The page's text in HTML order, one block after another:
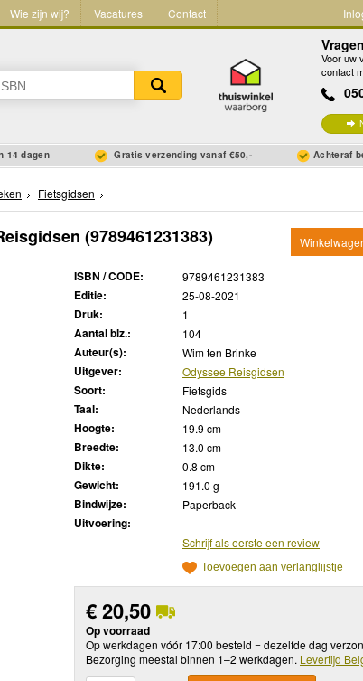
Wie zijn wij? Vacatures Contact
Voor uw
contact
14 dagen Gratis verzending vanaf €50,- Achteraf
Fietsgidsen
(9789461231383)
ISBN / CODE: 9789461231383
Editie: 25-08-2021
Druk: 1
Aantal blz.: 104
Auteur(s): Wim ten Brinke
Uitgever: Odyssee Reisgidsen
Soort: Fietsgids
Taal: Nederlands
Hoogte: 19.9 cm
Breedte: 13.0 cm
Dikte: 0.8 cm
Gewicht: 191.0 g
Bindwijze: Paperback
Uitvoering:
-
Schrijf als eerste een review
Toevoegen aan verlanglijstje
€20,50
Op voorraad
Op werkdagen vóór 17:00 besteld = dezelfde dag
Bezorging meestal binnen 1–2 werkdagen. Levertijd